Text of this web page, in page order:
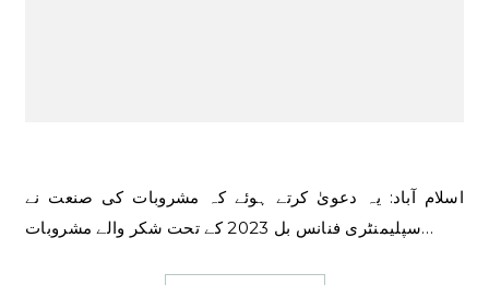
اسلام آباد: یہ دعویٰ کرتے ہوئے کہ مشروبات کی صنعت نے
سپلیمنٹری فنانس بل 2023 کے تحت شکر والے مشروبات…